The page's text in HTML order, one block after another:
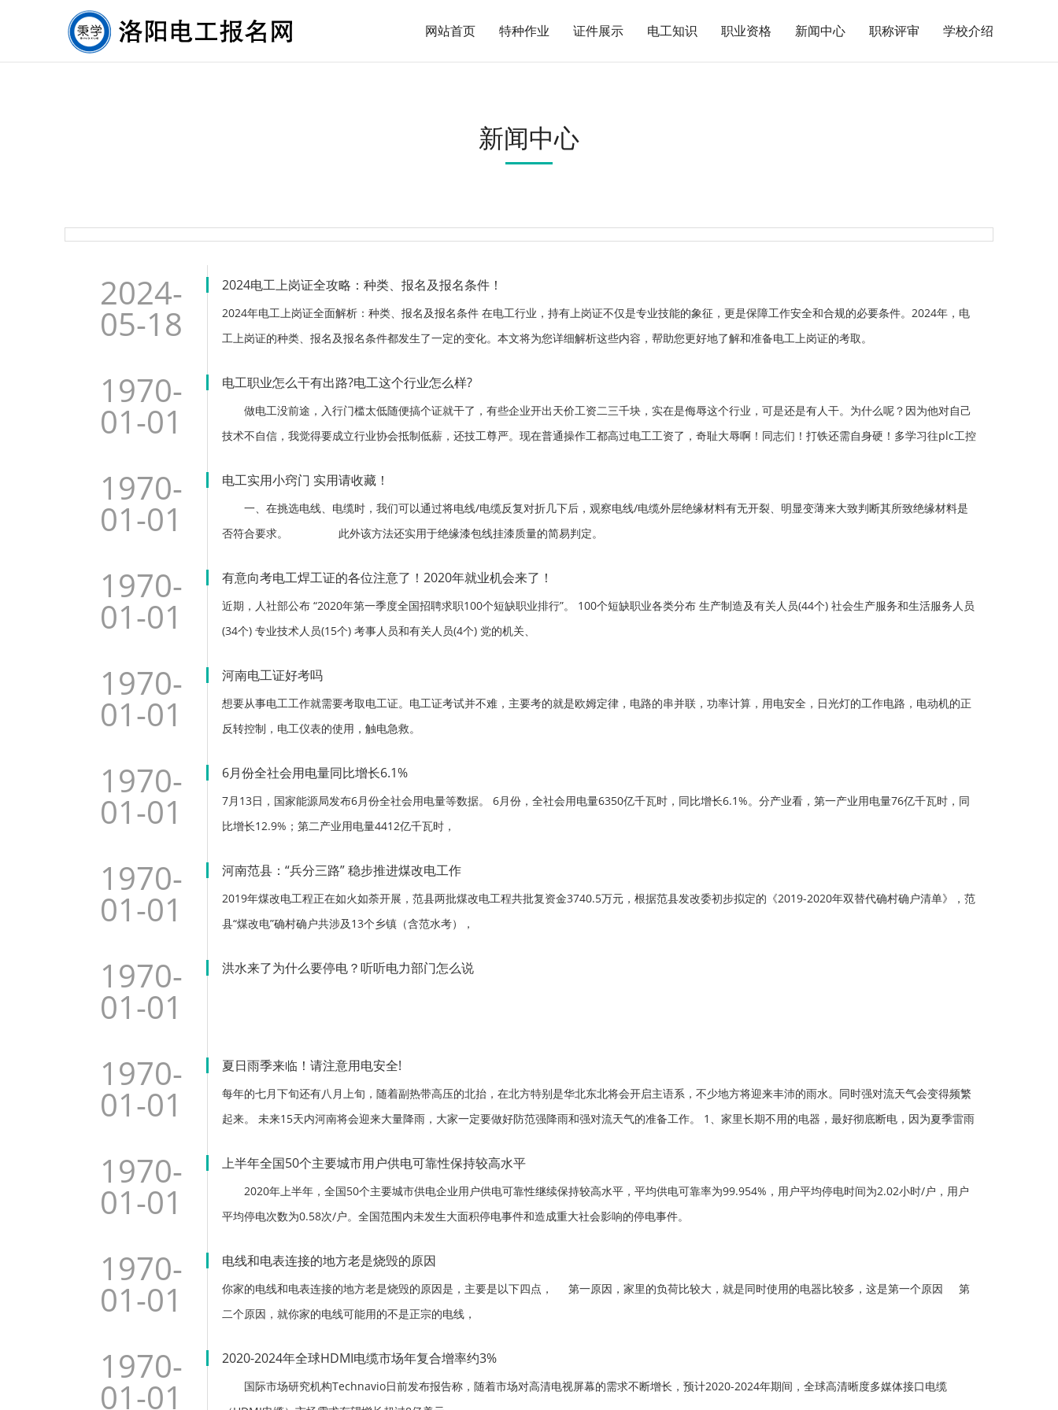
网站首页 特种作业 证件展示 电工知识 职业资格 新闻中心 职称评审 学校介绍
新闻中心
2024-
05-18
2024电工上岗证全攻略：种类、报名及报名条件！
2024年电工上岗证全面解析：种类、报名及报名条件 在电工行业，持有上岗证不仅是专业技能的象征，更是保障工作安全和合规的必要条件。2024年，电
工上岗证的种类、报名及报名条件都发生了一定的变化。本文将为您详细解析这些内容，帮助您更好地了解和准备电工上岗证的考取。
1970-
01-01
电工职业怎么干有出路?电工这个行业怎么样?
做电工没前途，入行门槛太低随便搞个证就干了，有些企业开出天价工资二三千块，实在是侮辱这个行业，可是还是有人干。为什么呢？因为他对自己
技术不自信，我觉得要成立行业协会抵制低薪，还技工尊严。现在普通操作工都高过电工工资了，奇耻大辱啊！同志们！打铁还需自身硬！多学习往plc工控
1970-
01-01
电工实用小窍门 实用请收藏！
一、在挑选电线、电缆时，我们可以通过将电线/电缆反复对折几下后，观察电线/电缆外层绝缘材料有无开裂、明显变薄来大致判断其所致绝缘材料是
否符合要求。 此外该方法还实用于绝缘漆包线挂漆质量的简易判定。
1970-
01-01
有意向考电工焊工证的各位注意了！2020年就业机会来了！
近期，人社部公布 “2020年第一季度全国招聘求职100个短缺职业排行”。 100个短缺职业各类分布 生产制造及有关人员(44个) 社会生产服务和生活服务人员
(34个) 专业技术人员(15个) 考事人员和有关人员(4个) 党的机关、
1970-
01-01
河南电工证好考吗
想要从事电工工作就需要考取电工证。电工证考试并不难，主要考的就是欧姆定律，电路的串并联，功率计算，用电安全，日光灯的工作电路，电动机的正
反转控制，电工仪表的使用，触电急救。
1970-
01-01
6月份全社会用电量同比增长6.1%
7月13日，国家能源局发布6月份全社会用电量等数据。 6月份，全社会用电量6350亿千瓦时，同比增长6.1%。分产业看，第一产业用电量76亿千瓦时，同
比增长12.9%；第二产业用电量4412亿千瓦时，
1970-
01-01
河南范县：“兵分三路” 稳步推进煤改电工作
2019年煤改电工程正在如火如荼开展，范县两批煤改电工程共批复资金3740.5万元，根据范县发改委初步拟定的《2019-2020年双替代确村确户清单》，范
县“煤改电”确村确户共涉及13个乡镇（含范水考），
1970-
01-01
洪水来了为什么要停电？听听电力部门怎么说
1970-
01-01
夏日雨季来临！请注意用电安全!
每年的七月下旬还有八月上旬，随着副热带高压的北抬，在北方特别是华北东北将会开启主语系，不少地方将迎来丰沛的雨水。同时强对流天气会变得频繁
起来。 未来15天内河南将会迎来大量降雨，大家一定要做好防范强降雨和强对流天气的准备工作。 1、家里长期不用的电器，最好彻底断电，因为夏季雷雨
1970-
01-01
上半年全国50个主要城市用户供电可靠性保持较高水平
2020年上半年，全国50个主要城市供电企业用户供电可靠性继续保持较高水平，平均供电可靠率为99.954%，用户平均停电时间为2.02小时/户，用户
平均停电次数为0.58次/户。全国范围内未发生大面积停电事件和造成重大社会影响的停电事件。
1970-
01-01
电线和电表连接的地方老是烧毁的原因
你家的电线和电表连接的地方老是烧毁的原因是，主要是以下四点， 第一原因，家里的负荷比较大，就是同时使用的电器比较多，这是第一个原因 第
二个原因，就你家的电线可能用的不是正宗的电线，
1970-
01-01
2020-2024年全球HDMI电缆市场年复合增率约3%
国际市场研究机构Technavio日前发布报告称，随着市场对高清电视屏幕的需求不断增长，预计2020-2024年期间，全球高清晰度多媒体接口电缆